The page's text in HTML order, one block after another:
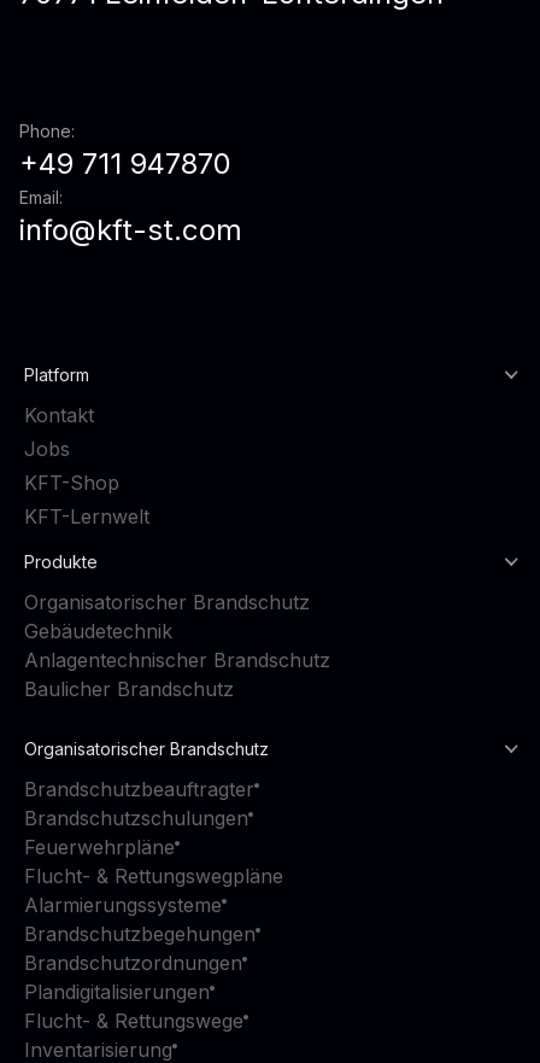
Phone:
+49 711 947870
Email:
info@kft-st.com
Platform
Kontakt
Jobs
KFT-Shop
KFT-Lernwelt
Produkte
Organisatorischer Brandschutz
Gebäudetechnik
Anlagentechnischer Brandschutz
Baulicher Brandschutz
Organisatorischer Brandschutz
Brandschutzbeauftragter
Brandschutzschulungen
Feuerwehrpläne
Flucht- & Rettungswegpläne
Alarmierungssysteme
Brandschutzbegehungen
Brandschutzordnungen
Plandigitalisierungen
Flucht- & Rettungswege
Inventarisierung